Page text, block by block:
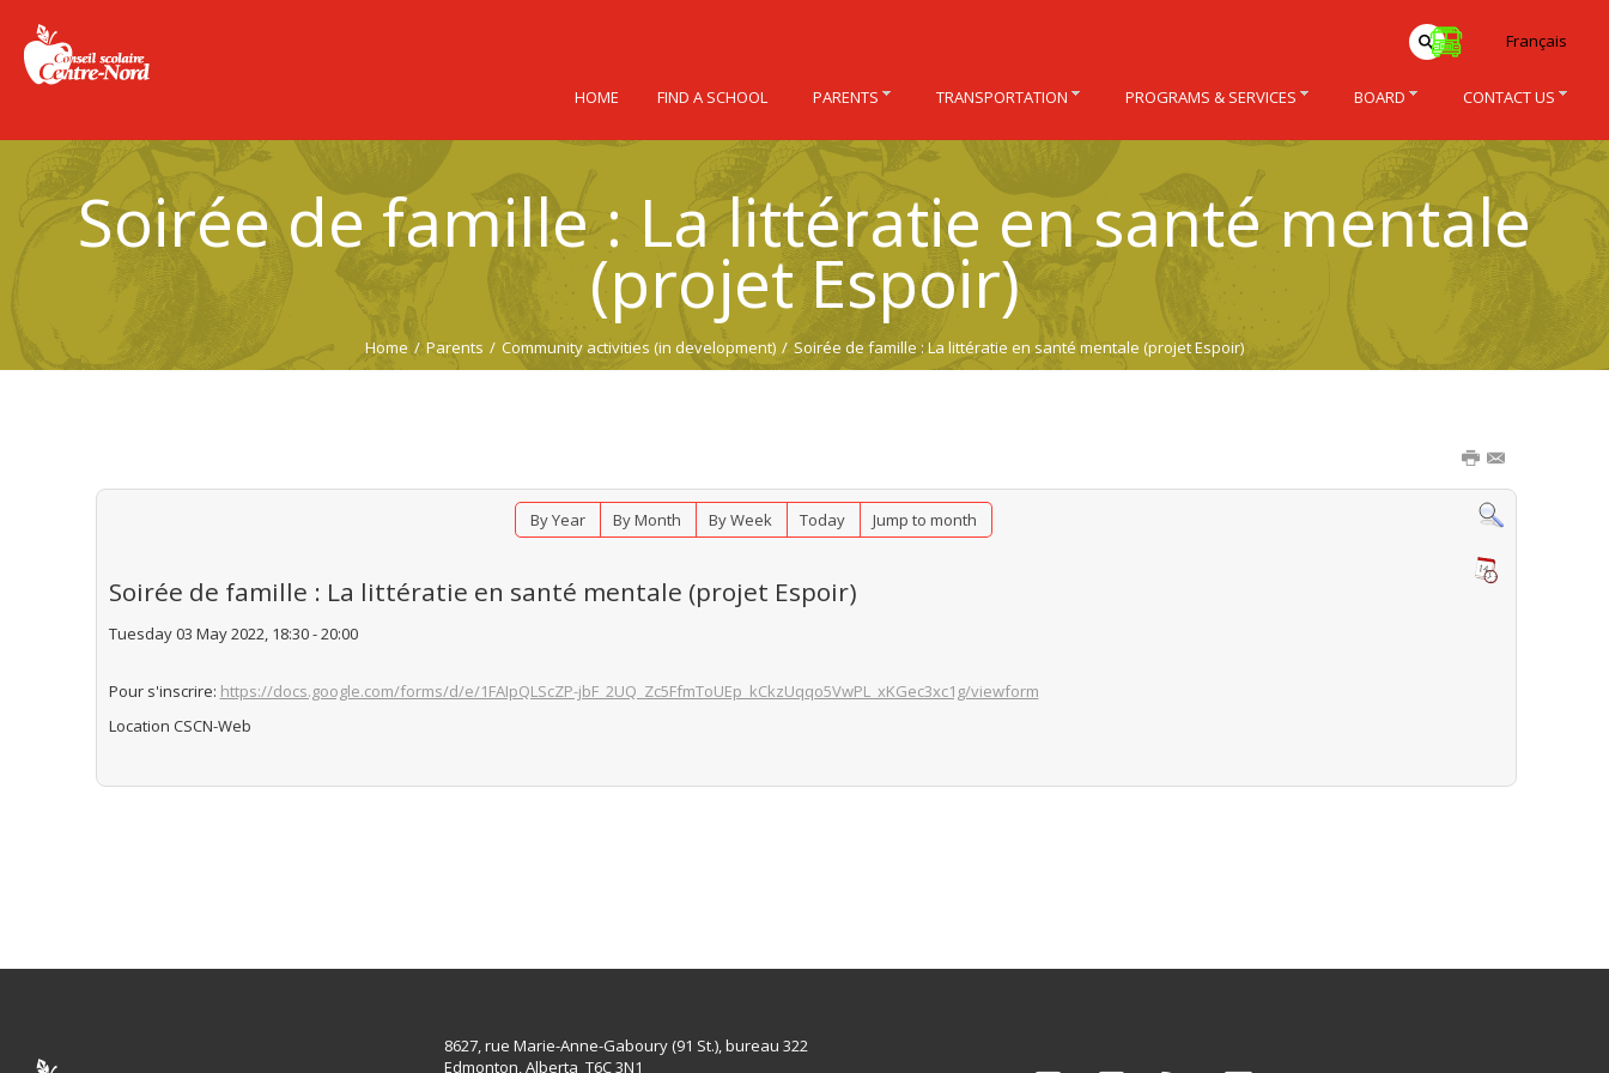
Soirée de famille : La littératie en santé mentale
(projet Espoir)
Home / Parents / Community activities (in development) / Soirée de famille : La littératie en santé mentale (projet Espoir)
By Year By Month By Week Today Jump to month
Soirée de famille : La littératie en santé mentale (projet Espoir)
Tuesday 03 May 2022, 18:30 - 20:00
Pour s'inscrire: https://docs.google.com/forms/d/e/1FAIpQLScZP-jbF_2UQ_Zc5FfmToUEp_kCkzUqqo5VwPL_xKGec3xc1g/viewform
Location CSCN-Web
Français
HOME FIND A SCHOOL PARENTS TRANSPORTATION PROGRAMS & SERVICES BOARD CONTACT US
8627, rue Marie-Anne-Gaboury (91 St.), bureau 322
Edmonton, Alberta T6C 3N1